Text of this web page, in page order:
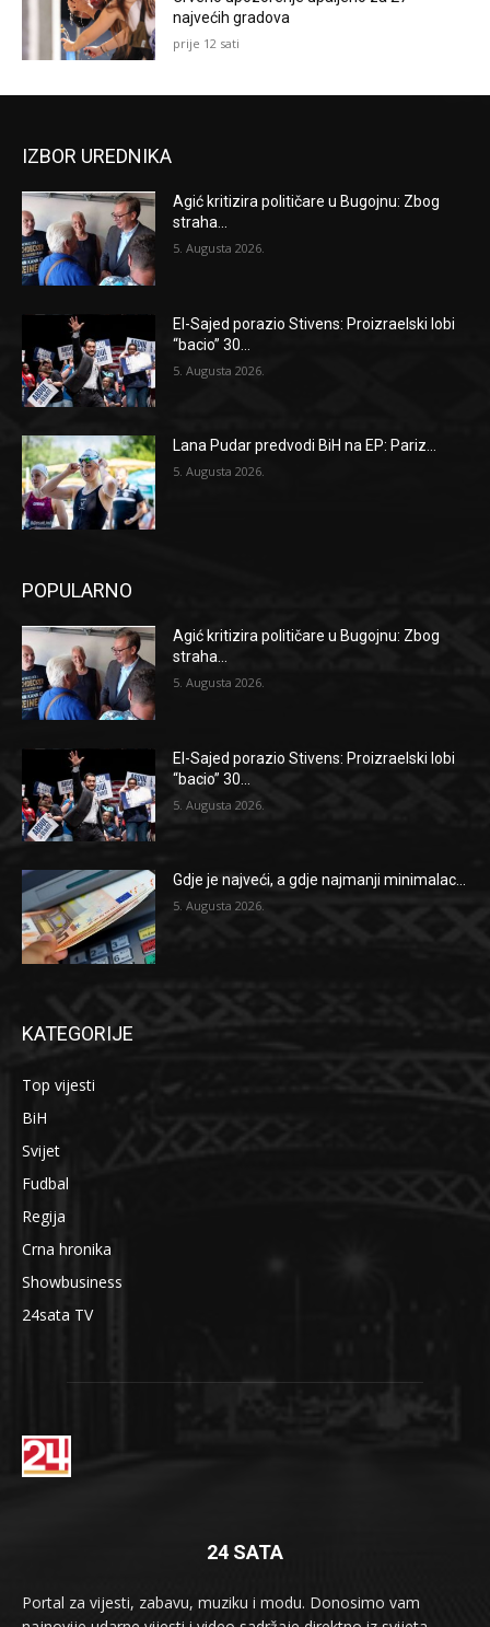
najvećih gradova
prije 12 sati
IZBOR UREDNIKA
Agić kritizira političare u Bugojnu: Zbog
straha...
5. Augusta 2026.
El-Sajed porazio Stivens: Proizraelski lobi
“bacio” 30...
5. Augusta 2026.
Lana Pudar predvodi BiH na EP: Pariz...
5. Augusta 2026.
POPULARNO
Agić kritizira političare u Bugojnu: Zbog
straha...
5. Augusta 2026.
El-Sajed porazio Stivens: Proizraelski lobi
“bacio” 30...
5. Augusta 2026.
Gdje je najveći, a gdje najmanji minimalac...
5. Augusta 2026.
KATEGORIJE
Top vijesti
BiH
Svijet
Fudbal
Regija
Crna hronika
Showbusiness
24sata TV
24 SATA
Portal za vijesti, zabavu, muziku i modu. Donosimo vam